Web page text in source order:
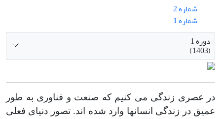
شماره 2
شماره 1
دوره 1
(1403)
در عصری زندگی می کنیم که صنعت و فناوری به­ طور
عمیق در زندگی انسان­ها وارد شده ­اند. تصور دنیای فعلی